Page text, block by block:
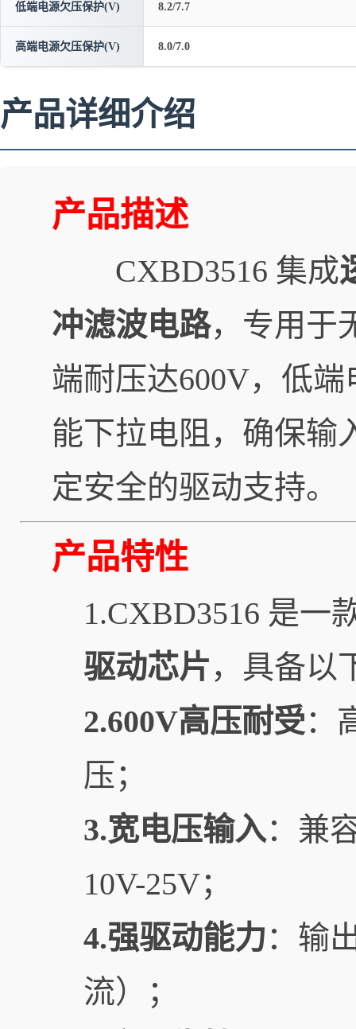
低端电源欠压保护(V) 8.2/7.7
高端电源欠压保护(V) 8.0/7.0
产品详细介绍
产品描述
CXBD3516 集成
冲滤波电路，专用于
端耐压达600V，低
能下拉电阻，确保输
定安全的驱动支持。
产品特性
1.CXBD3516 是一
驱动芯片，具备以
2.600V高压耐受：
压；
3.宽电压输入：兼
10V-25V；
4.强驱动能力 ：输
流）；